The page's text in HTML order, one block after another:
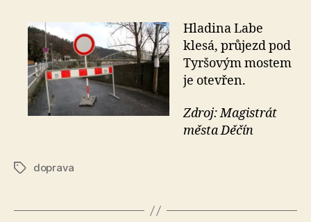
Hladina Labe
klesá, průjezd pod
Tyršovým mostem
je otevřen.
Zdroj: Magistrát
města Děčín
Štítkydoprava